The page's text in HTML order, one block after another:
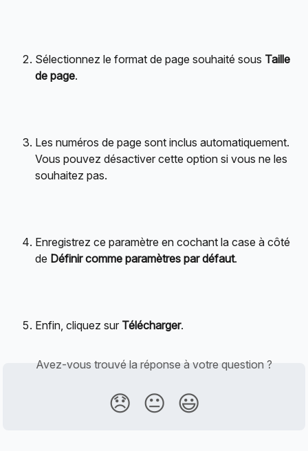
Sélectionnez le format de page souhaité sous Taille
de page.
Les numéros de page sont inclus automatiquement.
Vous pouvez désactiver cette option si vous ne les
souhaitez pas.
Enregistrez ce paramètre en cochant la case à côté
de Définir comme paramètres par défaut.
Enfin, cliquez sur Télécharger.
Avez-vous trouvé la réponse à votre question ?
😞 😐 😃